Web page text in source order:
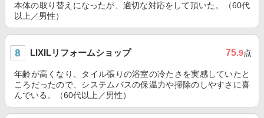
本体の取り替えになったが、適切な対応をして頂いた。（60代
以上／男性）
LIXILリフォームショップ 75.9点
年齢が高くなり、タイル張りの浴室の冷たさを実感していたと
ころだったので、システムバスの保温力や掃除のしやすさに喜
んでいる。（60代以上／男性）